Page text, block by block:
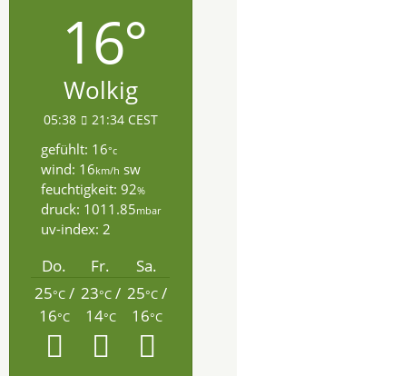
16°
Wolkig
05:38 21:34 CEST
gefühlt: 16°c
wind: 16km/h sw
feuchtigkeit: 92%
druck: 1011.85mbar
uv-index: 2
Do. Fr.
Sa.
25°C/
16°C
23°C/
14°C
25°C/
16°C